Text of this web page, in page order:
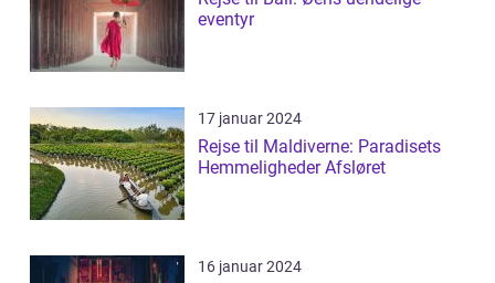
eventyr
17 januar 2024
Rejse til Maldiverne: Paradisets
Hemmeligheder Afsløret
16 januar 2024